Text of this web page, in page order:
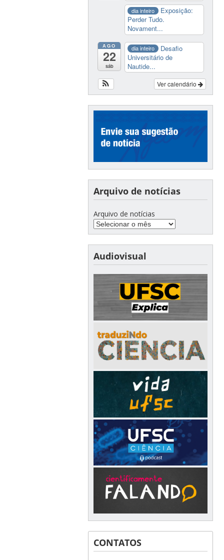
dia inteiro
Exposição:
Perder Tudo.
Novament...
AGO
22
sáb
dia inteiro
Desafio
Universitário de
Nautide...
Ver calendário
Arquivo de notícias
Arquivo de notícias
Audiovisual
CONTATOS